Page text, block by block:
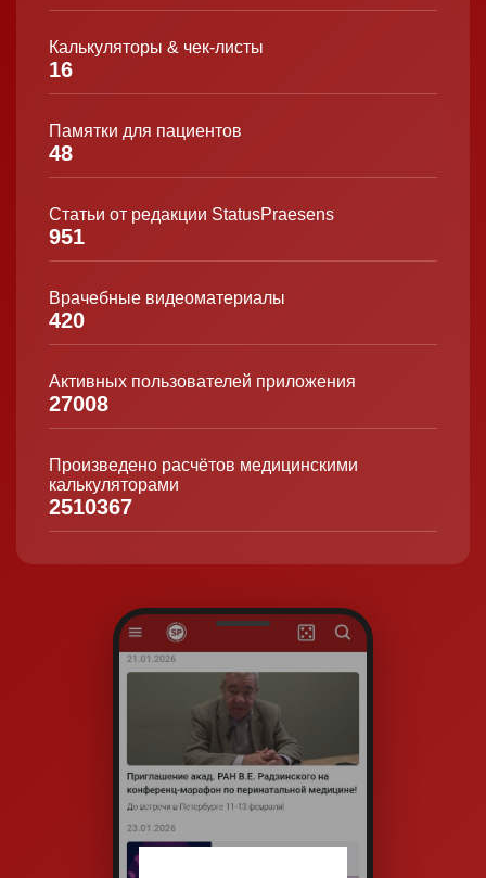
Калькуляторы & чек-листы
16
Памятки для пациентов
48
Статьи от редакции StatusPraesens
951
Врачебные видеоматериалы
420
Активных пользователей приложения
27008
Произведено расчётов медицинскими
калькуляторами
2510367